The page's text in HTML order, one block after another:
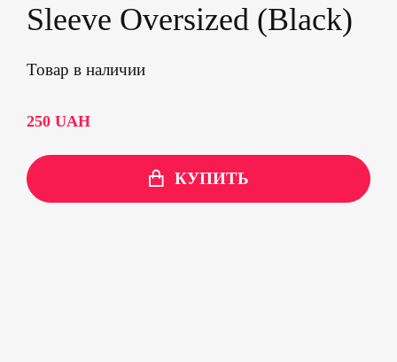
Sleeve Oversized (Black)
Товар в наличии
250 UAH
КУПИТЬ